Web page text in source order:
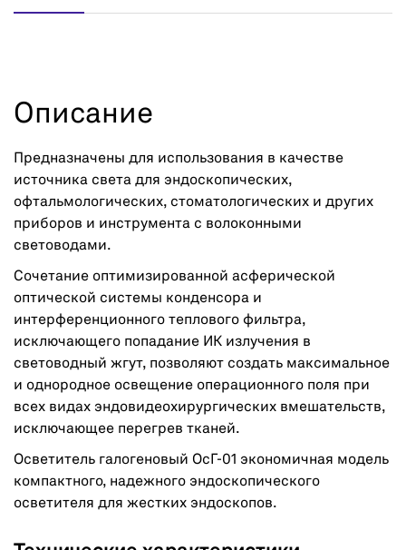
Описание
Предназначены для использования в качестве
источника света для эндоскопических,
офтальмологических, стоматологических и других
приборов и инструмента с волоконными
световодами.
Сочетание оптимизированной асферической
оптической системы конденсора и
интерференционного теплового фильтра,
исключающего попадание ИК излучения в
световодный жгут, позволяют создать максимальное
и однородное освещение операционного поля при
всех видах эндовидеохирургических вмешательств,
исключающее перегрев тканей.
Осветитель галогеновый ОсГ-01 экономичная модель
компактного, надежного эндоскопического
осветителя для жестких эндоскопов.